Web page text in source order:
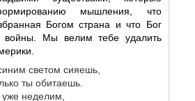
мышления, что
Богом страна и что Бог
войны. Мы велим тебе удалить
светом сияешь,
ты обитаешь.
неделим,